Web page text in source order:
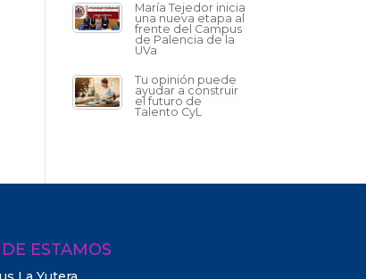
María Tejedor inicia
una nueva etapa al
frente del Campus
de Palencia de la
UVa
Tu opinión puede
ayudar a construir
el futuro de
Talento CyL
ESTAMOS